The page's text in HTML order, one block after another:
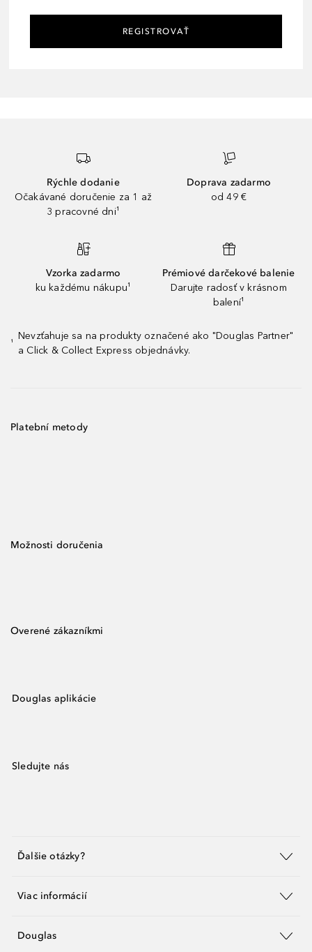
REGISTROVAŤ
Rýchle dodanie
Očakávané doručenie za 1 až
3 pracovné dni¹
Doprava zadarmo
od 49 €
Vzorka zadarmo
ku každému nákupu¹
Prémiové darčekové balenie
Darujte radosť v krásnom
balení¹
¹
Nevzťahuje sa na produkty označené ako "Douglas Partner"
a Click & Collect Express objednávky.
Platební metody
Možnosti doručenia
Overené zákazníkmi
Douglas aplikácie
Sledujte nás
Ďalšie otázky?
Viac informácií
Douglas